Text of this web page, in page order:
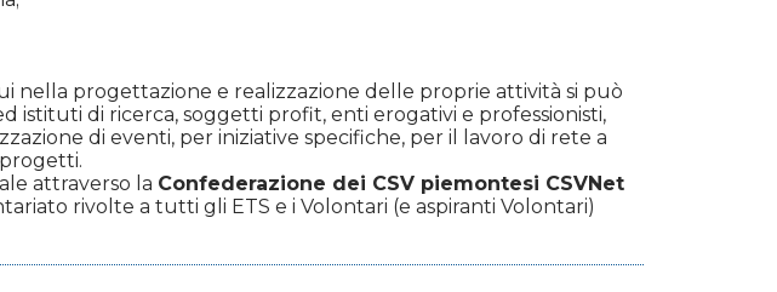
nella progettazione e realizzazione delle proprie attività si può
istituti di ricerca, soggetti profit, enti erogativi e professionisti,
di eventi, per iniziative specifiche, per il lavoro di rete a
attraverso la Confederazione dei CSV piemontesi CSVNet
rivolte a tutti gli ETS e i Volontari (e aspiranti Volontari)